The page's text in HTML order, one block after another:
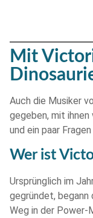
Mit
Auch die Musiker
gegeben, mit
und ein paar
Wer ist
Ursprünglich im
gegründet, begann
Weg in der Power-